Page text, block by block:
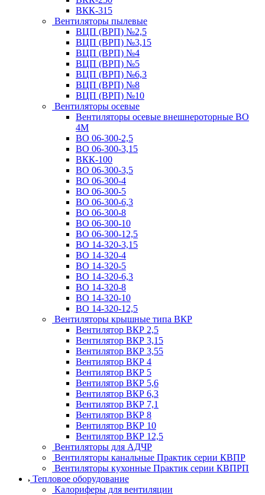
ВКК-315
Вентиляторы пылевые
ВЦП (ВРП) №2,5
ВЦП (ВРП) №3,15
ВЦП (ВРП) №4
ВЦП (ВРП) №5
ВЦП (ВРП) №6,3
ВЦП (ВРП) №8
ВЦП (ВРП) №10
Вентиляторы осевые
Вентиляторы осевые внешнероторные ВО
4М
ВО 06-300-2,5
ВО 06-300-3,15
ВКК-100
ВО 06-300-3,5
ВО 06-300-4
ВО 06-300-5
ВО 06-300-6,3
ВО 06-300-8
ВО 06-300-10
ВО 06-300-12,5
ВО 14-320-3,15
ВО 14-320-4
ВО 14-320-5
ВО 14-320-6,3
ВО 14-320-8
ВО 14-320-10
ВО 14-320-12,5
Вентиляторы крышные типа ВКР
Вентилятор ВКР 2,5
Вентилятор ВКР 3,15
Вентилятор ВКР 3,55
Вентилятор ВКР 4
Вентилятор ВКР 5
Вентилятор ВКР 5,6
Вентилятор ВКР 6,3
Вентилятор ВКР 7,1
Вентилятор ВКР 8
Вентилятор ВКР 10
Вентилятор ВКР 12,5
Вентиляторы для АДЧР
Вентиляторы канальные Практик серии КВПР
Вентиляторы кухонные Практик серии КВПРП
Тепловое оборудование
Калориферы для вентиляции